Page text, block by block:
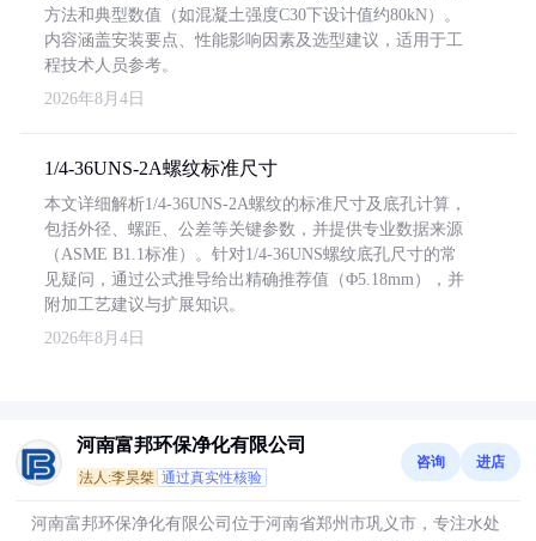
方法和典型数值（如混凝土强度C30下设计值约80kN）。
内容涵盖安装要点、性能影响因素及选型建议，适用于工
程技术人员参考。
2026年8月4日
1/4-36UNS-2A螺纹标准尺寸
本文详细解析1/4-36UNS-2A螺纹的标准尺寸及底孔计算，
包括外径、螺距、公差等关键参数，并提供专业数据来源
（ASME B1.1标准）。针对1/4-36UNS螺纹底孔尺寸的常
见疑问，通过公式推导给出精确推荐值（Φ5.18mm），并
附加工艺建议与扩展知识。
2026年8月4日
河南富邦环保净化有限公司
法人:李昊桀 通过真实性核验
咨询 进店
河南富邦环保净化有限公司位于河南省郑州市巩义市，专注水处